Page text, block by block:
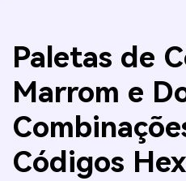
Paletas de
Marrom e
Códigos Hex